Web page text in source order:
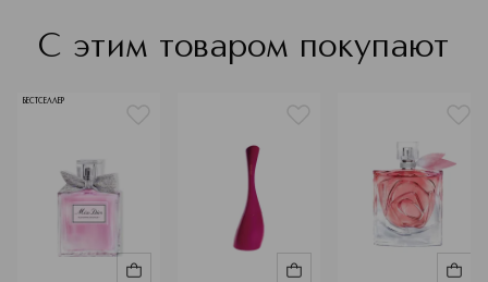
С этим товаром покупают
БЕСТСЕЛЛЕР